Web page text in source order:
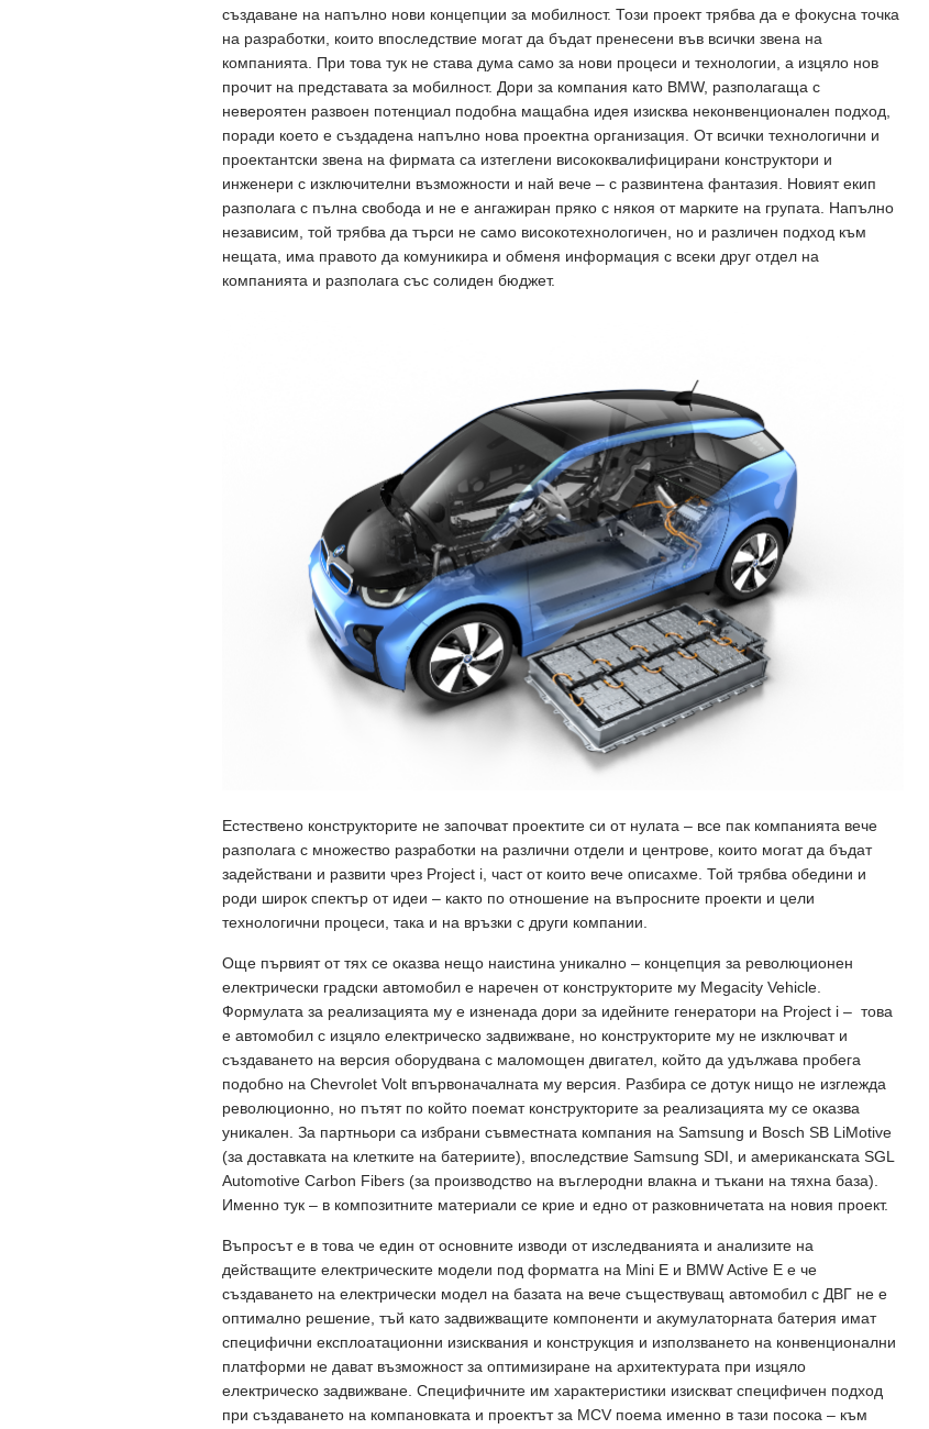
създаване на напълно нови концепции за мобилност. Този проект трябва да е фокусна точка
на разработки, които впоследствие могат да бъдат пренесени във всички звена на
компанията. При това тук не става дума само за нови процеси и технологии, а изцяло нов
прочит на представата за мобилност. Дори за компания като BMW, разполагаща с
невероятен развоен потенциал подобна мащабна идея изисква неконвенционален подход,
поради което е създадена напълно нова проектна организация. От всички технологични и
проектантски звена на фирмата са изтеглени висококвалифицирани конструктори и
инженери с изключителни възможности и най вече – с развинтена фантазия. Новият екип
разполага с пълна свобода и не е ангажиран пряко с някоя от марките на групата. Напълно
независим, той трябва да търси не само високотехнологичен, но и различен подход към
нещата, има правото да комуникира и обменя информация с всеки друг отдел на
компанията и разполага със солиден бюджет.
Естествено конструкторите не започват проектите си от нулата – все пак компанията вече
разполага с множество разработки на различни отдели и центрове, които могат да бъдат
задействани и развити чрез Project i, част от които вече описахме. Той трябва обедини и
роди широк спектър от идеи – както по отношение на въпросните проекти и цели
технологични процеси, така и на връзки с други компании.
Още първият от тях се оказва нещо наистина уникално – концепция за революционен
електрически градски автомобил е наречен от конструкторите му Megacity Vehicle.
Формулата за реализацията му е изненада дори за идейните генератори на Project i – това
е автомобил с изцяло електрическо задвижване, но конструкторите му не изключват и
създаването на версия оборудвана с маломощен двигател, който да удължава пробега
подобно на Chevrolet Volt впървоначалната му версия. Разбира се дотук нищо не изглежда
революционно, но пътят по който поемат конструкторите за реализацията му се оказва
уникален. За партньори са избрани съвместната компания на Samsung и Bosch SB LiMotive
(за доставката на клетките на батериите), впоследствие Samsung SDI, и американската SGL
Automotive Carbon Fibers (за производство на въглеродни влакна и тъкани на тяхна база).
Именно тук – в композитните материали се крие и едно от разковничетата на новия проект.
Въпросът е в това че един от основните изводи от изследванията и анализите на
действащите електрическите модели под форматга на Mini Е и BMW Active E е че
създаването на електрически модел на базата на вече съществуващ автомобил с ДВГ не е
оптимално решение, тъй като задвижващите компоненти и акумулаторната батерия имат
специфични експлоатационни изисквания и конструкция и използването на конвенционални
платформи не дават възможност за оптимизиране на архитектурата при изцяло
електрическо задвижване. Специфичните им характеристики изискват специфичен подход
при създаването на компановката и проектът за MCV поема именно в тази посока – към